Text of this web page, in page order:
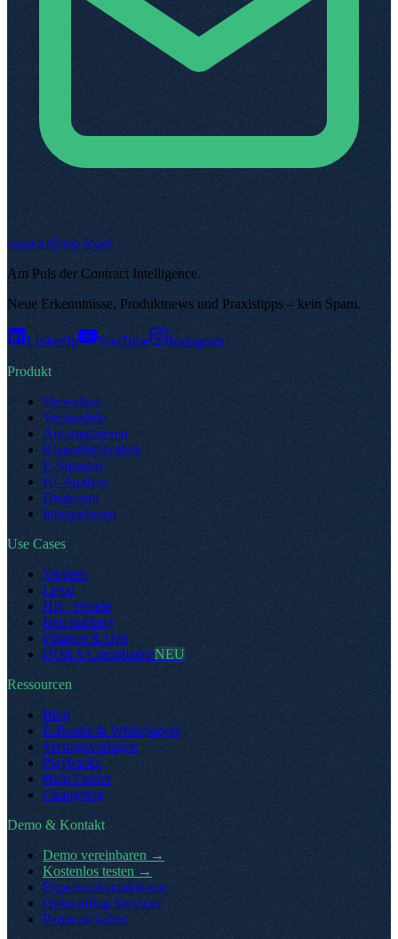
support@top.legal
Am Puls der Contract Intelligence.
Neue Erkenntnisse, Produktnews und Praxistipps – kein Spam.
LinkedIn YouTube
Instagram
Produkt
Verwalten
Verhandeln
Automatisieren
Klauselbibliothek
E-Signatur
KI-Analyse
Dealroom
Integrationen
Use Cases
Vertrieb
Legal
HR / People
Beschaffung
Finance & Ops
DORA ComplianceNEU
Ressourcen
Blog
E-Books & Whitepapers
Vertragsvorlagen
Playbooks
Help Center
Changelog
Demo & Kontakt
Demo vereinbaren →
Kostenlos testen →
Experten kontaktieren
Onboarding Services
Partnerschaften